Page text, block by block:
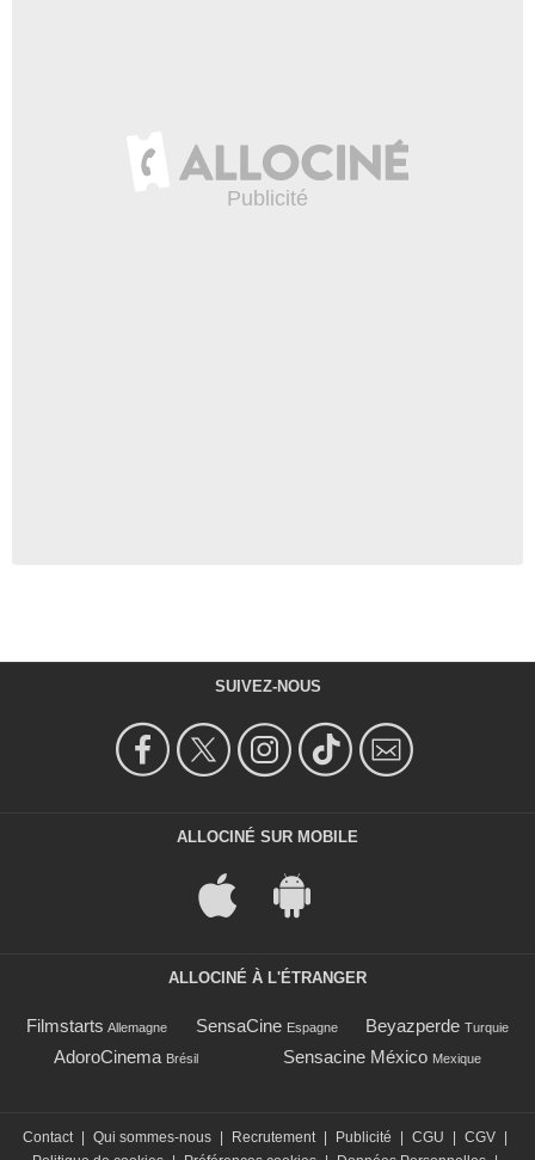
SUIVEZ-NOUS
ALLOCINÉ SUR MOBILE
ALLOCINÉ À L'ÉTRANGER
Filmstarts Allemagne SensaCine Espagne Beyazperde Turquie
AdoroCinema Brésil Sensacine México Mexique
Contact | Qui sommes-nous | Recrutement | Publicité | CGU | CGV |